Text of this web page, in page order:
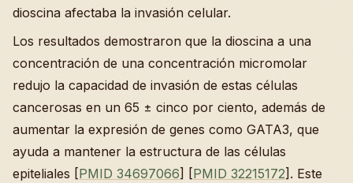
dioscina afectaba la invasión celular.
Los resultados demostraron que la dioscina a una
concentración de una concentración micromolar
redujo la capacidad de invasión de estas células
cancerosas en un 65 ± cinco por ciento, además de
aumentar la expresión de genes como GATA3, que
ayuda a mantener la estructura de las células
epiteliales [PMID 34697066] [PMID 32215172]. Este